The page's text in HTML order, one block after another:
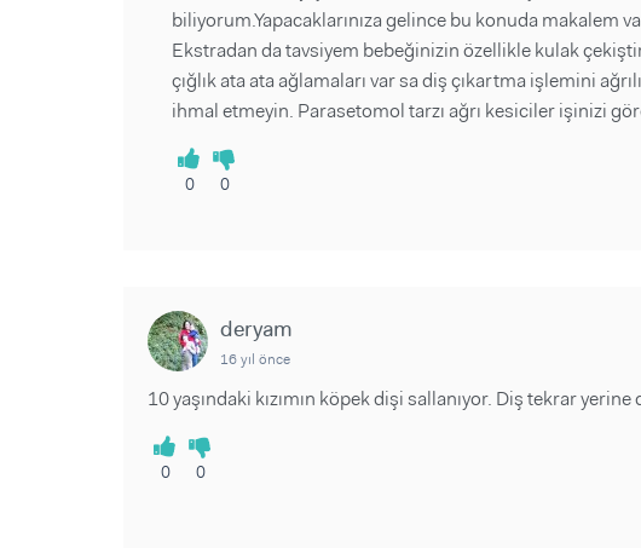
biliyorum.Yapacaklarınıza gelince bu konuda makalem
Ekstradan da tavsiyem bebeğinizin özellikle kulak
çığlık ata ata ağlamaları var sa diş çıkartma işlemini
ihmal etmeyin. Parasetomol tarzı ağrı kesiciler işinizi
0 0
deryam
16 yıl önce
10 yaşındaki kızımın köpek dişi sallanıyor. Diş tekrar
0 0